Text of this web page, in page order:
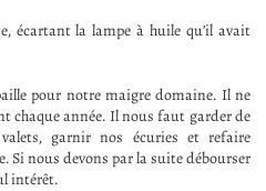
écartant la lampe à huile qu’il avait
pour notre maigre domaine. Il ne
chaque année. Il nous faut garder de
garnir nos écuries et refaire
Si nous devons par la suite débourser
intérêt.